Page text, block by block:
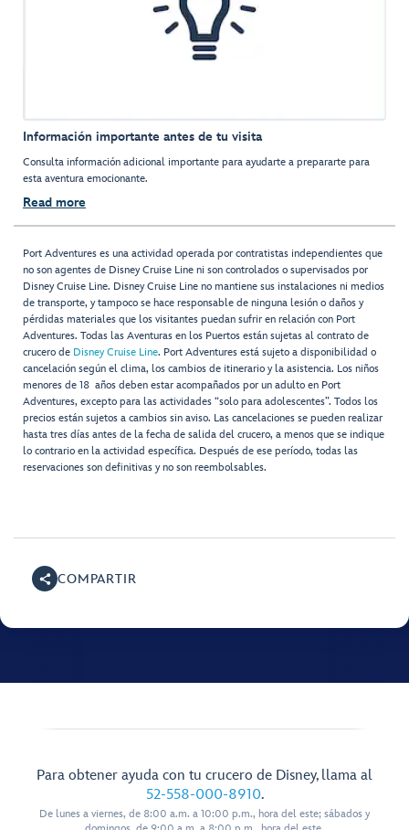
Información importante antes de tu visita
Consulta información adicional importante para ayudarte a prepararte para
esta aventura emocionante.
Read more
Port Adventures es una actividad operada por contratistas independientes que
no son agentes de Disney Cruise Line ni son controlados o supervisados por
Disney Cruise Line. Disney Cruise Line no mantiene sus instalaciones ni medios
de transporte, y tampoco se hace responsable de ninguna lesión o daños y
pérdidas materiales que los visitantes puedan sufrir en relación con Port
Adventures. Todas las Aventuras en los Puertos están sujetas al contrato de
crucero de Disney Cruise Line. Port Adventures está sujeto a disponibilidad o
cancelación según el clima, los cambios de itinerario y la asistencia. Los niños
menores de 18 años deben estar acompañados por un adulto en Port
Adventures, excepto para las actividades “solo para adolescentes”. Todos los
precios están sujetos a cambios sin aviso. Las cancelaciones se pueden realizar
hasta tres días antes de la fecha de salida del crucero, a menos que se indique
lo contrario en la actividad específica. Después de ese período, todas las
reservaciones son definitivas y no son reembolsables.
COMPARTIR
Para obtener ayuda con tu crucero de Disney, llama al
52-558-000-8910.
De lunes a viernes, de 8:00 a.m. a 10:00 p.m., hora del este; sábados y